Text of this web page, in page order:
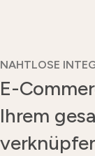
NAHTLOSE
E-
Ihrem